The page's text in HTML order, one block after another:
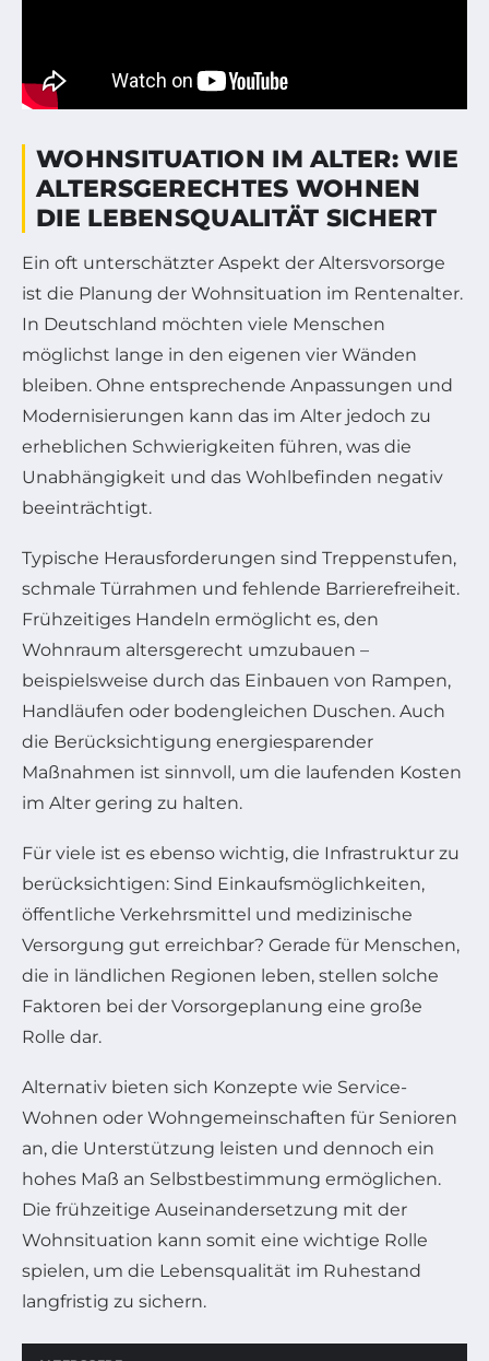
WOHNSITUATION IM ALTER: WIE
ALTERSGERECHTES WOHNEN
DIE LEBENSQUALITÄT SICHERT
Ein oft unterschätzter Aspekt der Altersvorsorge
ist die Planung der Wohnsituation im Rentenalter.
In Deutschland möchten viele Menschen
möglichst lange in den eigenen vier Wänden
bleiben. Ohne entsprechende Anpassungen und
Modernisierungen kann das im Alter jedoch zu
erheblichen Schwierigkeiten führen, was die
Unabhängigkeit und das Wohlbefinden negativ
beeinträchtigt.
Typische Herausforderungen sind Treppenstufen,
schmale Türrahmen und fehlende Barrierefreiheit.
Frühzeitiges Handeln ermöglicht es, den
Wohnraum altersgerecht umzubauen –
beispielsweise durch das Einbauen von Rampen,
Handläufen oder bodengleichen Duschen. Auch
die Berücksichtigung energiesparender
Maßnahmen ist sinnvoll, um die laufenden Kosten
im Alter gering zu halten.
Für viele ist es ebenso wichtig, die Infrastruktur zu
berücksichtigen: Sind Einkaufsmöglichkeiten,
öffentliche Verkehrsmittel und medizinische
Versorgung gut erreichbar? Gerade für Menschen,
die in ländlichen Regionen leben, stellen solche
Faktoren bei der Vorsorgeplanung eine große
Rolle dar.
Alternativ bieten sich Konzepte wie Service-
Wohnen oder Wohngemeinschaften für Senioren
an, die Unterstützung leisten und dennoch ein
hohes Maß an Selbstbestimmung ermöglichen.
Die frühzeitige Auseinandersetzung mit der
Wohnsituation kann somit eine wichtige Rolle
spielen, um die Lebensqualität im Ruhestand
langfristig zu sichern.